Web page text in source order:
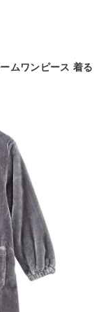
ムワンピース 着る